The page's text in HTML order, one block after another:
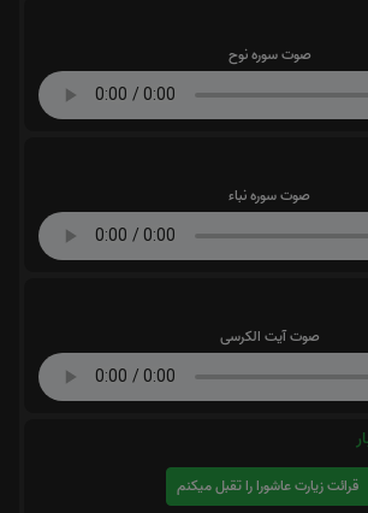
صوت سوره نوح
صوت سوره نباء
صوت آیت الکرسی
قرائت زیارت عاشورا را تقبل میکنم